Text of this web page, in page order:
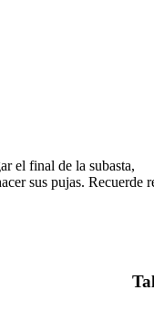
el final de la subasta,
sus pujas.